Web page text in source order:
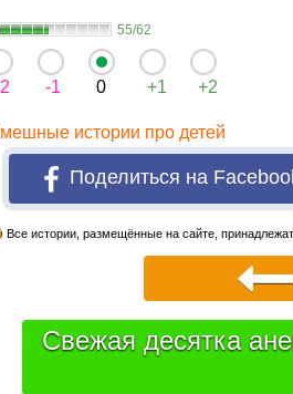
55/62
-1 0 +1 +2
истории про детей
Поделиться на
Все истории, размещённые на сайте,
Свежая десятка